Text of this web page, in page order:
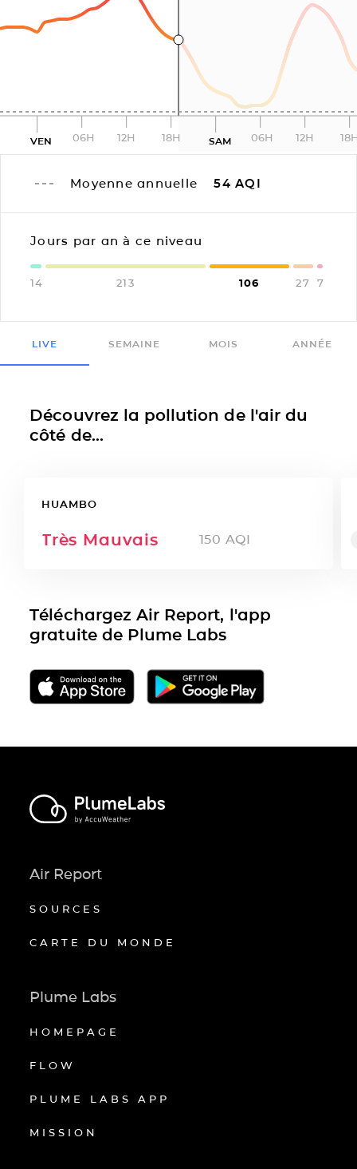
VEN 06H 12H 18H SAM 06H 12H
Moyenne annuelle 54 AQI
Jours par an à ce niveau
14 213 106 27 7
LIVE SEMAINE MOIS ANNÉE
Découvrez la pollution de l'air du
côté de...
HUAMBO
Très Mauvais 150 AQI
Téléchargez Air Report, l'app
gratuite de Plume Labs
Air Report
SOURCES
CARTE DU MONDE
Plume Labs
HOMEPAGE
FLOW
PLUME LABS APP
MISSION